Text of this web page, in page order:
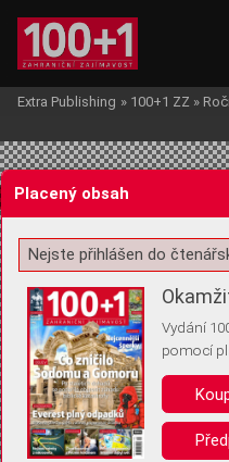
Žádost o souhlas s
Pro základní fungování webu
(tzv. cookies apod.). Rádi
uložením volitelných informací:
Extra Publishing » 100+1 ZZ »
Placený obsah
Nejste přihlášen do
Vydání
pomocí